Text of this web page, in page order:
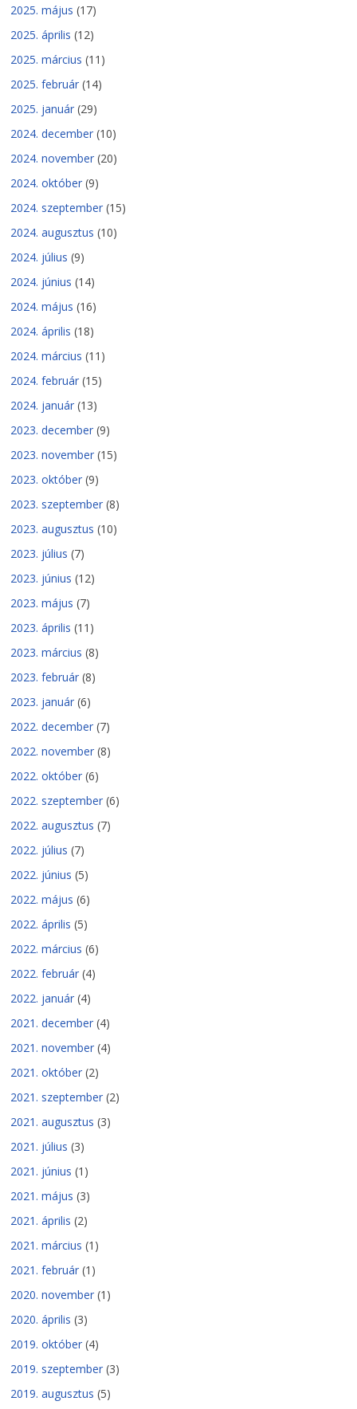
2025. május (17)
2025. április (12)
2025. március (11)
2025. február (14)
2025. január (29)
2024. december (10)
2024. november (20)
2024. október (9)
2024. szeptember (15)
2024. augusztus (10)
2024. július (9)
2024. június (14)
2024. május (16)
2024. április (18)
2024. március (11)
2024. február (15)
2024. január (13)
2023. december (9)
2023. november (15)
2023. október (9)
2023. szeptember (8)
2023. augusztus (10)
2023. július (7)
2023. június (12)
2023. május (7)
2023. április (11)
2023. március (8)
2023. február (8)
2023. január (6)
2022. december (7)
2022. november (8)
2022. október (6)
2022. szeptember (6)
2022. augusztus (7)
2022. július (7)
2022. június (5)
2022. május (6)
2022. április (5)
2022. március (6)
2022. február (4)
2022. január (4)
2021. december (4)
2021. november (4)
2021. október (2)
2021. szeptember (2)
2021. augusztus (3)
2021. július (3)
2021. június (1)
2021. május (3)
2021. április (2)
2021. március (1)
2021. február (1)
2020. november (1)
2020. április (3)
2019. október (4)
2019. szeptember (3)
2019. augusztus (5)